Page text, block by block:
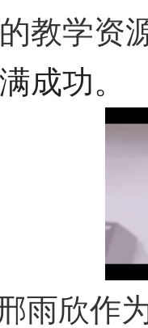
教学资
成功。
雨欣作